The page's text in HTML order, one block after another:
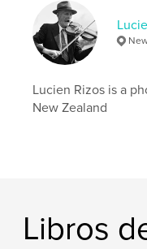
Lucien Rizos is a
New Zealand
Libros